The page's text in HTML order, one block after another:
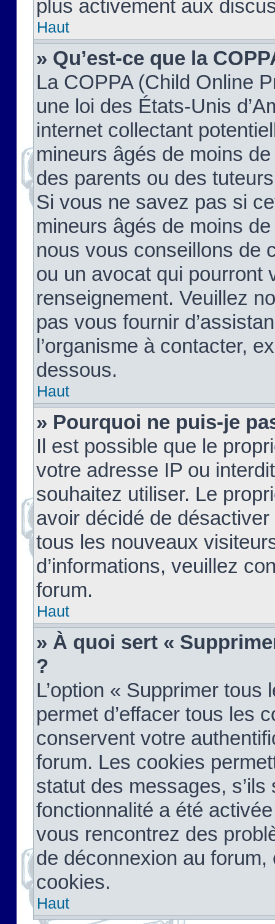
plus activement aux
Haut
» Qu’est-ce que la
La COPPA (Child Online
une loi des États-Unis
internet collectant
mineurs âgés de moins
des parents ou des
Si vous ne savez pas si
mineurs âgés de moins
nous vous conseillons de
ou un avocat qui pourront
renseignement. Veuillez
pas vous fournir
l’organisme à contacter,
dessous.
Haut
» Pourquoi ne puis-je
Il est possible que le
votre adresse IP ou
souhaitez utiliser. Le
avoir décidé de
tous les nouveaux
d’informations, veuillez
forum.
Haut
» À quoi sert «
?
L’option « Supprimer
permet d’effacer tous les
conservent votre
forum. Les cookies
statut des messages,
fonctionnalité a été
vous rencontrez des
de déconnexion au
cookies.
Haut